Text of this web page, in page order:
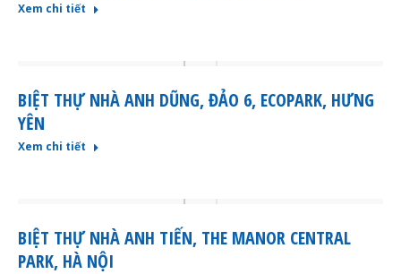
Xem chi tiết
BIỆT THỰ NHÀ ANH DŨNG, ĐẢO 6, ECOPARK, HƯNG
YÊN
Xem chi tiết
BIỆT THỰ NHÀ ANH TIẾN, THE MANOR CENTRAL
PARK, HÀ NỘI